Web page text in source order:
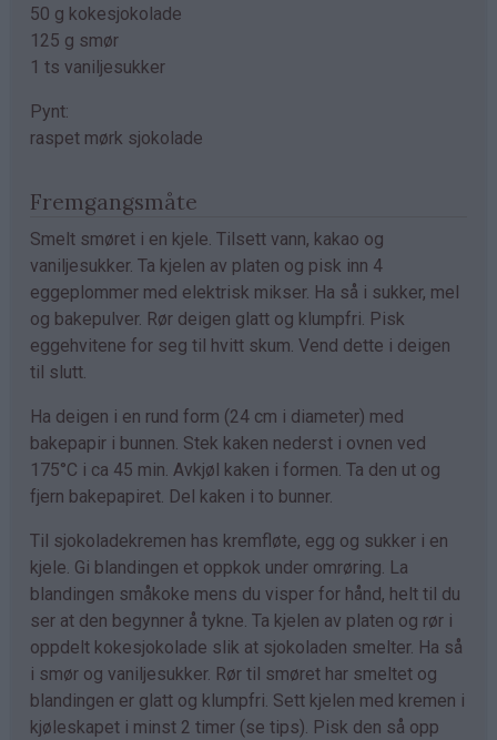
50 g kokesjokolade
125 g smør
1 ts vaniljesukker
Pynt:
raspet mørk sjokolade
Fremgangsmåte
Smelt smøret i en kjele. Tilsett vann, kakao og
vaniljesukker. Ta kjelen av platen og pisk inn 4
eggeplommer med elektrisk mikser. Ha så i sukker, mel
og bakepulver. Rør deigen glatt og klumpfri. Pisk
eggehvitene for seg til hvitt skum. Vend dette i deigen
til slutt.
Ha deigen i en rund form (24 cm i diameter) med
bakepapir i bunnen. Stek kaken nederst i ovnen ved
175°C i ca 45 min. Avkjøl kaken i formen. Ta den ut og
fjern bakepapiret. Del kaken i to bunner.
Til sjokoladekremen has kremfløte, egg og sukker i en
kjele. Gi blandingen et oppkok under omrøring. La
blandingen småkoke mens du visper for hånd, helt til du
ser at den begynner å tykne. Ta kjelen av platen og rør i
oppdelt kokesjokolade slik at sjokoladen smelter. Ha så
i smør og vaniljesukker. Rør til smøret har smeltet og
blandingen er glatt og klumpfri. Sett kjelen med kremen i
kjøleskapet i minst 2 timer (se tips). Pisk den så opp